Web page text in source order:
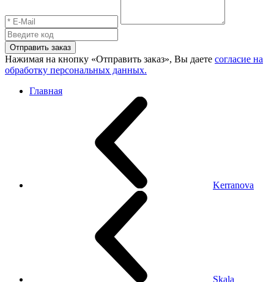
Отправить заказ
Нажимая на кнопку «Отправить заказ», Вы даете согласие на
обработку персональных данных.
Главная
Kerranova
Skala